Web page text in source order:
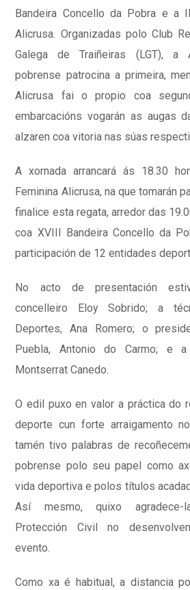
Bandeira Concello da Pobra e a
Alicrusa. Organizadas polo Club
Galega de Traiñeiras (LGT), a
pobrense patrocina a primeira,
Alicrusa fai o propio coa
embarcacións vogarán as augas
alzaren coa vitoria nas súas
A xornada arrancará ás 18.30
Feminina Alicrusa, na que tomarán
finalice esta regata, arredor das
coa XVIII Bandeira Concello da
participación de 12 entidades
No acto de presentación
concelleiro Eloy Sobrido; a
Deportes, Ana Romero; o
Puebla, Antonio do Carmo; e a
Montserrat Canedo.
O edil puxo en valor a práctica do
deporte cun forte arraigamento
tamén tivo palabras de
pobrense polo seu papel como
vida deportiva e polos títulos
Así mesmo, quixo agradece-
Protección Civil no
evento.
Como xa é habitual, a distancia